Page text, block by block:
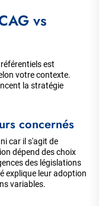
vs
est
votre contexte.
la stratégie
concernés
car il s'agit de
dépend des choix
des législations
explique leur adoption
variables.